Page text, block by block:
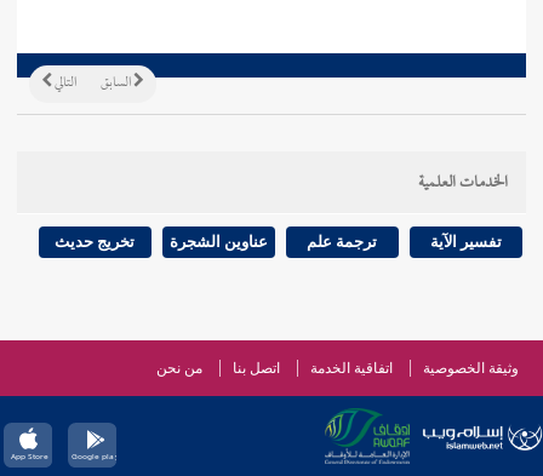
التالي السابق
الخدمات العلمية
تفسير الآية ترجمة علم عناوين الشجرة تخريج حديث
وثيقة الخصوصية اتفاقية الخدمة اتصل بنا من نحن